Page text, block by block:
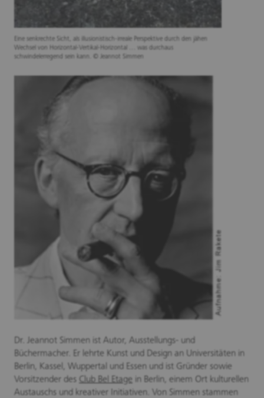
Eine senkrechte Sicht, als illusionistisch-irreale Perspektive durch den jähen
Wechsel von Horizontal-Vertikal-Horizontal … was durchaus
schwindelerregend sein kann. © Jeannot Simmen
Dr. Jeannot Simmen ist Autor, Ausstellungs- und
Büchermacher. Er lehrte Kunst und Design an Universitäten in
Berlin, Kassel, Wuppertal und Essen und ist Gründer sowie
Vorsitzender des Club Bel Etage in Berlin, einem Ort kulturellen
Austauschs und kreativer Initiativen. Von Simmen stammen